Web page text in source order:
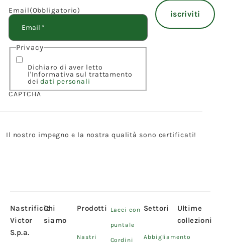
Email(Obbligatorio)
Privacy
Dichiaro di aver letto
l'Informativa sul trattamento
deidati personali
CAPTCHA
Il nostro impegno e la nostra qualità sono certificati!
Nastrificio
Victor
S.p.a.
Chi
siamo
Prodotti
Nastri
Lacci con
puntale
Cordini
Settori
Abbigliamento
Ultime
collezioni